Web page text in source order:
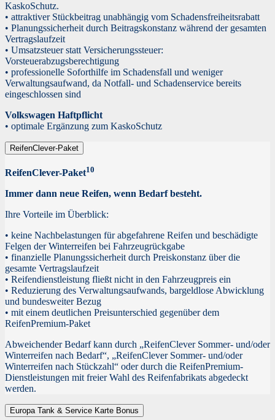
KaskoSchutz.
• attraktiver Stückbeitrag unabhängig vom Schadensfreiheitsrabatt
• Planungssicherheit durch Beitragskonstanz während der gesamten
Vertragslaufzeit
• Umsatzsteuer statt Versicherungssteuer:
Vorsteuerabzugsberechtigung
• professionelle Soforthilfe im Schadensfall und weniger
Verwaltungsaufwand, da Notfall- und Schadenservice bereits
eingeschlossen sind
Volkswagen Haftpflicht
• optimale Ergänzung zum KaskoSchutz
ReifenClever-Paket
ReifenClever-Paket10
Immer dann neue Reifen, wenn Bedarf besteht.
Ihre Vorteile im Überblick:
• keine Nachbelastungen für abgefahrene Reifen und beschädigte
Felgen der Winterreifen bei Fahrzeugrückgabe
• finanzielle Planungssicherheit durch Preiskonstanz über die
gesamte Vertragslaufzeit
• Reifendienstleistung fließt nicht in den Fahrzeugpreis ein
• Reduzierung des Verwaltungsaufwands, bargeldlose Abwicklung
und bundesweiter Bezug
• mit einem deutlichen Preisunterschied gegenüber dem
ReifenPremium-Paket
Abweichender Bedarf kann durch „ReifenClever Sommer- und/oder
Winterreifen nach Bedarf“, „ReifenClever Sommer- und/oder
Winterreifen nach Stückzahl“ oder durch die ReifenPremium-
Dienstleistungen mit freier Wahl des Reifenfabrikats abgedeckt
werden.
Europa Tank & Service Karte Bonus